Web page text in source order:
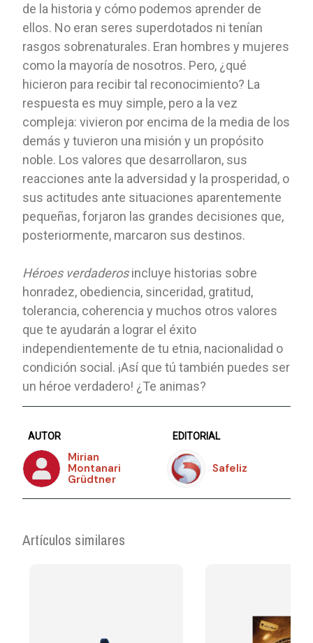
de la historia y cómo podemos aprender de
ellos. No eran seres superdotados ni tenían
rasgos sobrenaturales. Eran hombres y mujeres
como la mayoría de nosotros. Pero, ¿qué
hicieron para recibir tal reconocimiento? La
respuesta es muy simple, pero a la vez
compleja: vivieron por encima de la media de los
demás y tuvieron una misión y un propósito
noble. Los valores que desarrollaron, sus
reacciones ante la adversidad y la prosperidad, o
sus actitudes ante situaciones aparentemente
pequeñas, forjaron las grandes decisiones que,
posteriormente, marcaron sus destinos.
Héroes verdaderosincluye historias sobre
honradez, obediencia, sinceridad, gratitud,
tolerancia, coherencia y muchos otros valores
que te ayudarán a lograr el éxito
independientemente de tu etnia, nacionalidad o
condición social. ¡Así que tú también puedes ser
un héroe verdadero! ¿Te animas?
AUTOR
Mirian
Montanari
Grüdtner
EDITORIAL
Safeliz
Artículos similares